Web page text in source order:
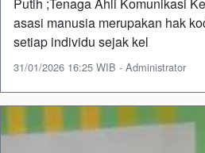
asasi manusia merupakan hak
setiap individu sejak kel
31/01/2026 16:25 WIB - Administrator